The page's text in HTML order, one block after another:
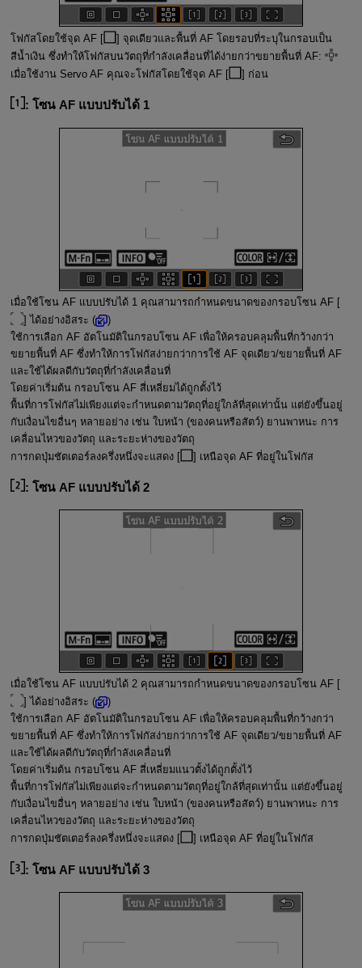
โฟกัสโดยใช้จุด AF [
] จุดเดียวและพื้นที่ AF โดยรอบที่ระบุในกรอบเป็น
สีน้ำเงิน ซึ่งทำให้โฟกัสบนวัตถุที่กำลังเคลื่อนที่ได้ง่ายกว่าขยายพื้นที่ AF:
เมื่อใช้งาน Servo AF คุณจะโฟกัสโดยใช้จุด AF [
] ก่อน
: โซน AF แบบปรับได้ 1
เมื่อใช้โซน AF แบบปรับได้ 1 คุณสามารถกำหนดขนาดของกรอบโซน AF [
] ได้อย่างอิสระ (
)
ใช้การเลือก AF อัตโนมัติในกรอบโซน AF เพื่อให้ครอบคลุมพื้นที่กว้างกว่า
ขยายพื้นที่ AF ซึ่งทำให้การโฟกัสง่ายกว่าการใช้ AF จุดเดียว/ขยายพื้นที่ AF
และใช้ได้ผลดีกับวัตถุที่กำลังเคลื่อนที่
โดยค่าเริ่มต้น กรอบโซน AF สี่เหลี่ยมได้ถูกตั้งไว้
พื้นที่การโฟกัสไม่เพียงแต่จะกำหนดตามวัตถุที่อยู่ใกล้ที่สุดเท่านั้น แต่ยังขึ้นอยู่
กับเงื่อนไขอื่นๆ หลายอย่าง เช่น ใบหน้า (ของคนหรือสัตว์) ยานพาหนะ การ
เคลื่อนไหวของวัตถุ และระยะห่างของวัตถุ
การกดปุ่มชัตเตอร์ลงครึ่งหนึ่งจะแสดง [
] เหนือจุด AF ที่อยู่ในโฟกัส
: โซน AF แบบปรับได้ 2
เมื่อใช้โซน AF แบบปรับได้ 2 คุณสามารถกำหนดขนาดของกรอบโซน AF [
] ได้อย่างอิสระ (
)
ใช้การเลือก AF อัตโนมัติในกรอบโซน AF เพื่อให้ครอบคลุมพื้นที่กว้างกว่า
ขยายพื้นที่ AF ซึ่งทำให้การโฟกัสง่ายกว่าการใช้ AF จุดเดียว/ขยายพื้นที่ AF
และใช้ได้ผลดีกับวัตถุที่กำลังเคลื่อนที่
โดยค่าเริ่มต้น กรอบโซน AF สี่เหลี่ยมแนวตั้งได้ถูกตั้งไว้
พื้นที่การโฟกัสไม่เพียงแต่จะกำหนดตามวัตถุที่อยู่ใกล้ที่สุดเท่านั้น แต่ยังขึ้นอยู่
กับเงื่อนไขอื่นๆ หลายอย่าง เช่น ใบหน้า (ของคนหรือสัตว์) ยานพาหนะ การ
เคลื่อนไหวของวัตถุ และระยะห่างของวัตถุ
การกดปุ่มชัตเตอร์ลงครึ่งหนึ่งจะแสดง [
] เหนือจุด AF ที่อยู่ในโฟกัส
: โซน AF แบบปรับได้ 3